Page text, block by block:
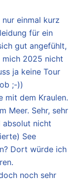
einmal kurz
für ein
gut angefühlt,
mich 2025 nicht
ja keine Tour
;-))
mit dem Kraulen.
Meer. Sehr, sehr
absolut nicht
See
Dort würde ich
noch sehr